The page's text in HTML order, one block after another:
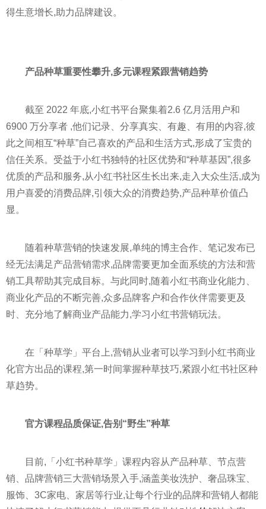
得生意增长,助力品牌建设。
产品种草重要性攀升,多元课程紧跟营销趋势
截至 2022 年底,小红书平台聚集着2.6 亿月活用户和
6900 万分享者 ,他们记录、分享真实、有趣、有用的内容,彼
此之间相互“种草”自己喜欢的产品和生活方式,形成了宝贵的
信任关系。受益于小红书独特的社区优势和“种草基因”,很多
优质的产品和服务,从小红书社区生长出来,走入大众生活,成为
用户喜爱的消费品牌,引领大众的消费趋势,产品种草价值凸
显。
随着种草营销的快速发展,单纯的博主合作、笔记发布已
经无法满足产品营销需求,品牌需要更加全面系统的方法和营
销工具帮助其完成目标。与此同时,随着小红书商业化能力、
商业化产品的不断完善,众多品牌客户和合作伙伴需要更及
时、充分地了解商业产品能力,学习小红书营销玩法。
在「种草学」 平台上,营销从业者可以学习到小红书商业
化官方出品的课程,第一时间掌握种草技巧,紧跟小红书社区种
草趋势。
官方课程品质保证,告别“野生”种草
目前,「小红书种草学」课程内容从产品种草、节点营
销、品牌营销三大营销场景入手,涵盖美妆洗护、奢品珠宝、
服饰、3C家电、家居等行业,让每个行业的品牌和营销人都能